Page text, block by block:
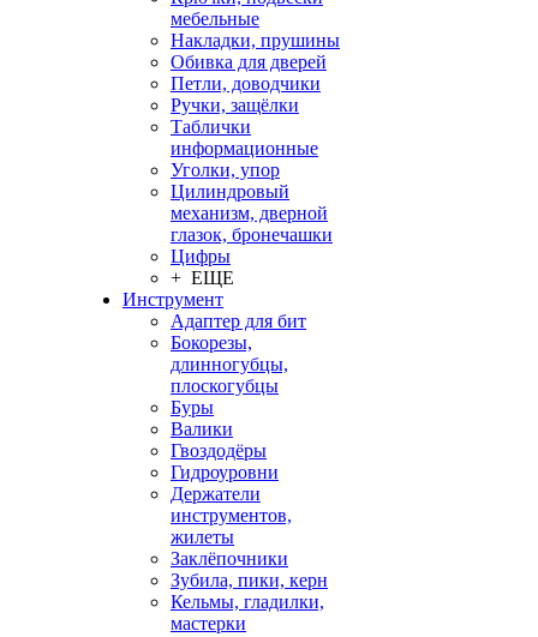
мебельные
Накладки, прушины
Обивка для дверей
Петли, доводчики
Ручки, защёлки
Таблички
информационные
Уголки, упор
Цилиндровый
механизм, дверной
глазок, бронечашки
Цифры
+ ЕЩЕ
Инструмент
Адаптер для бит
Бокорезы,
длинногубцы,
плоскогубцы
Буры
Валики
Гвоздодёры
Гидроуровни
Держатели
инструментов,
жилеты
Заклёпочники
Зубила, пики, керн
Кельмы, гладилки,
мастерки